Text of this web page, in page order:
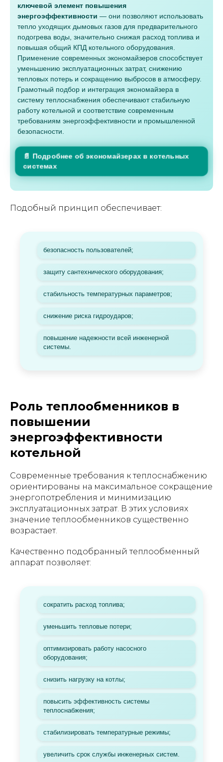
ключевой элемент повышения
энергоэффективности — они позволяют использовать
тепло уходящих дымовых газов для предварительного
подогрева воды, значительно снижая расход топлива и
повышая общий КПД котельного оборудования.
Применение современных экономайзеров способствует
уменьшению эксплуатационных затрат, снижению
тепловых потерь и сокращению выбросов в атмосферу.
Грамотный подбор и интеграция экономайзера в
систему теплоснабжения обеспечивают стабильную
работу котельной и соответствие современным
требованиям энергоэффективности и промышленной
безопасности.
📄 Подробнее об экономайзерах в котельных
системах
Подобный принцип обеспечивает:
безопасность пользователей;
защиту сантехнического оборудования;
стабильность температурных параметров;
снижение риска гидроударов;
повышение надежности всей инженерной
системы.
Роль теплообменников в
повышении
энергоэффективности
котельной
Современные требования к теплоснабжению
ориентированы на максимальное сокращение
энергопотребления и минимизацию
эксплуатационных затрат. В этих условиях
значение теплообменников существенно
возрастает.
Качественно подобранный теплообменный
аппарат позволяет:
сократить расход топлива;
уменьшить тепловые потери;
оптимизировать работу насосного
оборудования;
снизить нагрузку на котлы;
повысить эффективность системы
теплоснабжения;
стабилизировать температурные режимы;
увеличить срок службы инженерных систем.